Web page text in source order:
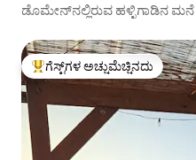
ಡೊಮೇನ್‌ನಲ್ಲಿರುವ ಹಳ್ಳಿಗಾಡಿನ ಮನೆ
ಗೆಸ್ಟ್‌ಗಳಿಗೆ ಅತಿ ಹೆಚ್ಚು ಅಚ್ಚುಮೆಚ್ಚಿನದು
ಗೆಸ್ಟ್‌ಗಳ ಅಚ್ಚುಮೆಚ್ಚಿನದು